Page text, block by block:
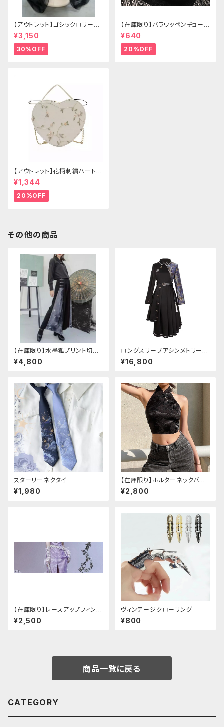
【アウトレット】ゴシックロリータ
ゴールドクラウン＆ホーン(ヴェ
ール付き)
¥3,150
30%OFF
【在庫限り】バラワッペンチョーカ
ー
¥640
20%OFF
【アウトレット】花柄刺繍ハートバ
ッグ
¥1,344
20%OFF
その他の商品
【在庫限り】水墨狐プリント切替
サイドバックルワイドパンツ（Lサ
イズ
¥4,800
ロングスリーブアシンメトリーチ
ャイナドレス
¥16,800
スターリーネクタイ
¥1,980
【在庫限り】ホルターネックバッ
クリボンチャイナシャツ
¥2,800
【在庫限り】レースアップフィンガ
ーレスカバー(パンクチャイナ)
¥2,500
ヴィンテージクローリング
¥800
商品一覧に戻る
CATEGORY